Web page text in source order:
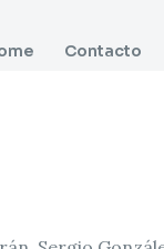
Contacto